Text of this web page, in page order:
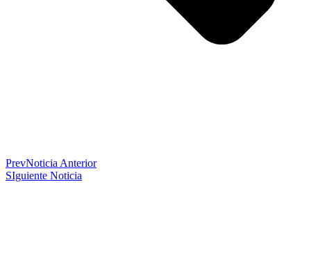
PrevNoticia Anterior
SIguiente Noticia